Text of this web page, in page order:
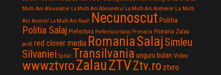
Multi Ani Alexandra! La Multi Ani Alexandru! La Multi Ani Andreea! La Multi
Ani Andrei! La Multi Ani Raul! Necunoscut Politia
Politia Salaj Prefectura Prefectura Salaj Primaria Primaria Zalau
profi red clover media RomaniaSalaj Simleu
Silvaniei Spital Transilvania unguru bulan Video
wwwztvroZalauZTVZtv.ro ztvro